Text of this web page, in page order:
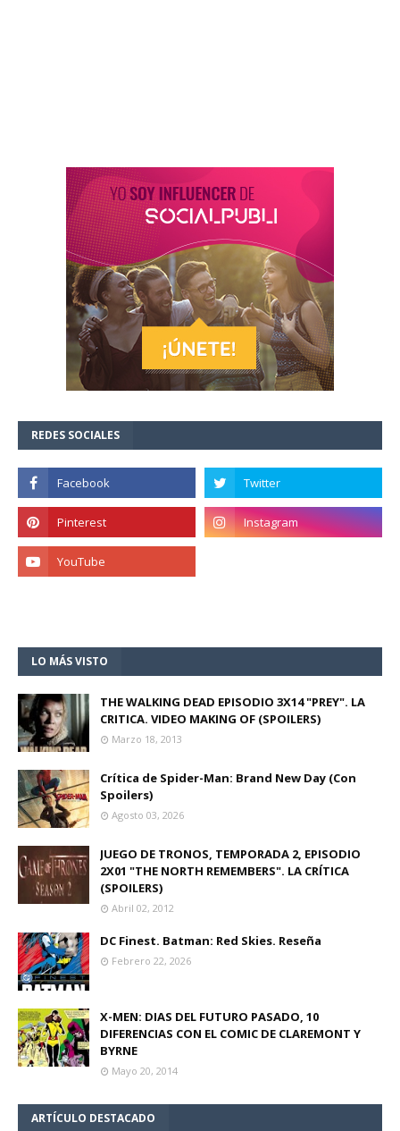
REDES SOCIALES
LO MÁS VISTO
THE WALKING DEAD EPISODIO 3X14 "PREY". LA
CRITICA. VIDEO MAKING OF (SPOILERS)
Marzo 18, 2013
Crítica de Spider-Man: Brand New Day (Con
Spoilers)
Agosto 03, 2026
JUEGO DE TRONOS, TEMPORADA 2, EPISODIO
2X01 "THE NORTH REMEMBERS". LA CRÍTICA
(SPOILERS)
Abril 02, 2012
DC Finest. Batman: Red Skies. Reseña
Febrero 22, 2026
X-MEN: DIAS DEL FUTURO PASADO, 10
DIFERENCIAS CON EL COMIC DE CLAREMONT Y
BYRNE
Mayo 20, 2014
ARTÍCULO DESTACADO